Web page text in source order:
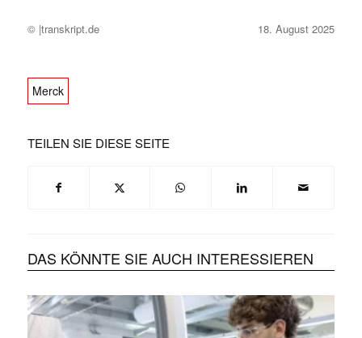
© |transkript.de 18. August 2025
Merck
TEILEN SIE DIESE SEITE
DAS KÖNNTE SIE AUCH INTERESSIEREN